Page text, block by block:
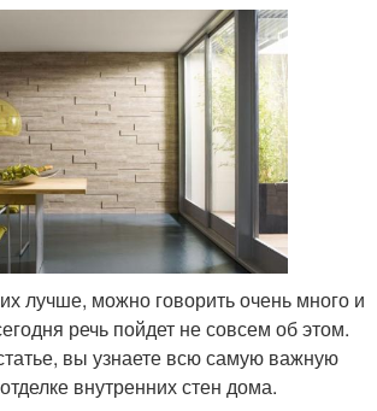
лучше, можно говорить очень много и
речь пойдет не совсем об этом.
вы узнаете всю самую важную
внутренних стен дома.